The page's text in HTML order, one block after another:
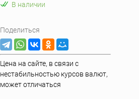
В наличии
Поделиться
Цена на сайте, в связи с
нестабильностью курсов валют,
может отличаться